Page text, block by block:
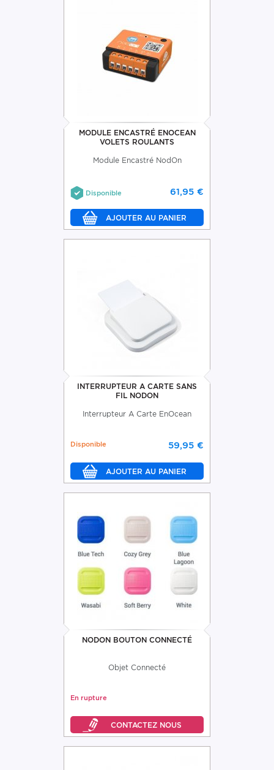
MODULE ENCASTRÉ ENOCEAN
VOLETS ROULANTS
Module Encastré NodOn
61,95 €
Disponible
INTERRUPTEUR A CARTE SANS
FIL NODON
Interrupteur A Carte EnOcean
59,95 €
Disponible
NODON BOUTON CONNECTÉ
Objet Connecté
En rupture